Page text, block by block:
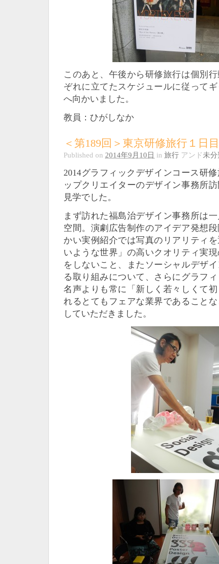
このあと、午後から研修旅行は個別
ぞれに立てたスケジュールに従って
へ向かいました。
教員：ひがしなか
＜第189回＞東京研修旅行１日目
Published on 2014年9月10日 in 旅行 アンド未分
2014グラフィックデザインコース研
ップクリエイターのデザイン事務所
見学でした。
まず訪れた福島治デザイン事務所は
空間。演劇広告制作のアイデア発想
かい実例紹介では写真のリアリティ
いような世界」の高いクオリティ実
をしないこと、またソーシャルデザ
る取り組みについて、さらにグラフ
名声よりも常に「新しく若々しくて
れるとてもフェアな業界であること
していただきました。